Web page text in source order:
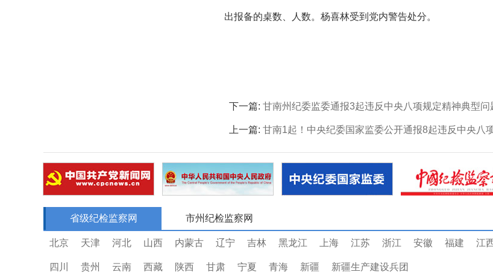
出报备的桌数、人数。杨喜林受到党内警告处分。
下一篇: 甘南州纪委监委通报3起违反中央八项规定精神典型问
上一篇: 甘南1起！中央纪委国家监委公开通报8起违反中央八
省级纪检监察网 市州纪检监察网
北京 天津 河北 山西 内蒙古 辽宁 吉林 黑龙江 上海 江苏 浙江 安徽 福建 江
四川 贵州 云南 西藏 陕西 甘肃 宁夏 青海 新疆 新疆生产建设兵团